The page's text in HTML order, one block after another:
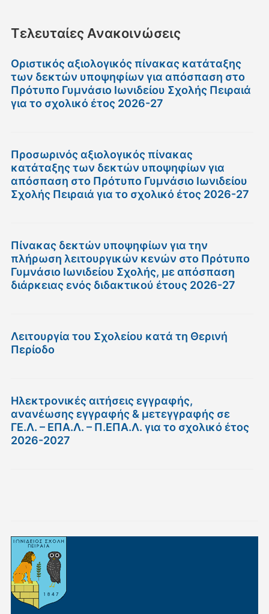
Τελευταίες Ανακοινώσεις
Οριστικός αξιολογικός πίνακας κατάταξης
των δεκτών υποψηφίων για απόσπαση στο
Πρότυπο Γυμνάσιο Ιωνιδείου Σχολής Πειραιά
για το σχολικό έτος 2026-27
Προσωρινός αξιολογικός πίνακας
κατάταξης των δεκτών υποψηφίων για
απόσπαση στο Πρότυπο Γυμνάσιο Ιωνιδείου
Σχολής Πειραιά για το σχολικό έτος 2026-27
Πίνακας δεκτών υποψηφίων για την
πλήρωση λειτουργικών κενών στο Πρότυπο
Γυμνάσιο Ιωνιδείου Σχολής, με απόσπαση
διάρκειας ενός διδακτικού έτους 2026-27
Λειτουργία του Σχολείου κατά τη Θερινή
Περίοδο
Ηλεκτρονικές αιτήσεις εγγραφής,
ανανέωσης εγγραφής & μετεγγραφής σε
ΓΕ.Λ. – ΕΠΑ.Λ. – Π.ΕΠΑ.Λ. για το σχολικό έτος
2026-2027